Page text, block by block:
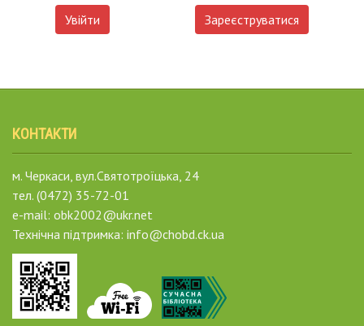
Увійти Зареєструватися
КОНТАКТИ
м. Черкаси, вул.Святотроїцька, 24
тел. (0472) 35-72-01
e-mail: obk2002@ukr.net
Технічна підтримка: info@chobd.ck.ua